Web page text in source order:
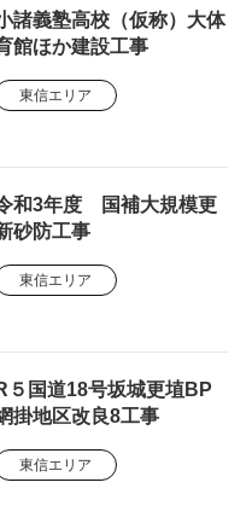
諸義塾高校（仮称）大体
館ほか建設工事
東信エリア
和3年度 国補大規模更
砂防工事
東信エリア
５国道18号坂城更埴BP
掛地区改良8工事
東信エリア